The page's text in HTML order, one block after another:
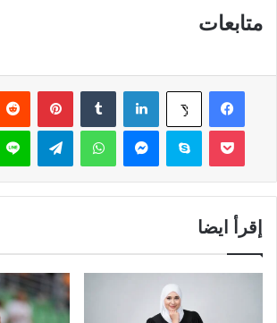
متابعات
فيسبوك ‫X لينكدإن بينتيريست
سكايب واتساب
إقرأ ايضا